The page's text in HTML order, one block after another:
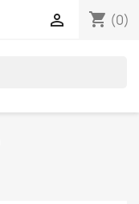
shopping_cart (0)
